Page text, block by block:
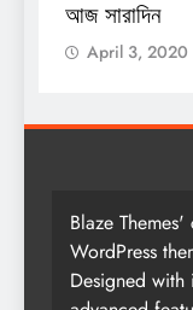
আজ সারাদিন
April 3, 2020
Blaze
WordPress
Designed